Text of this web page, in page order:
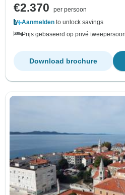
€2.370
per persoon
Aanmelden to unlock savings
Prijs gebaseerd op privé
Download brochure